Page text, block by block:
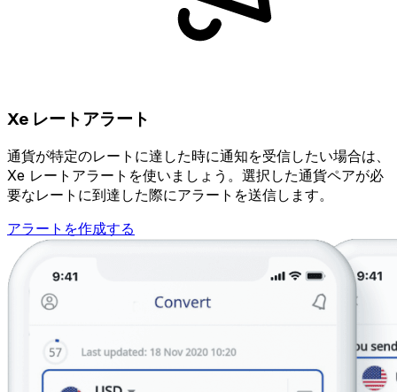
Xe レートアラート
通貨が特定のレートに達した時に通知を受信したい場合は、
Xe レートアラートを使いましょう。選択した通貨ペアが必
要なレートに到達した際にアラートを送信します。
アラートを作成する